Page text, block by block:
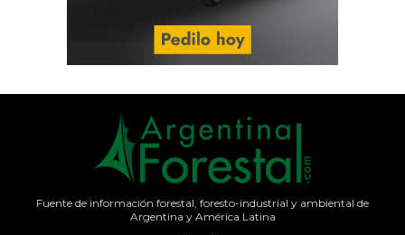
Fuente de información forestal, foresto-industrial y ambiental de
Argentina y América Latina